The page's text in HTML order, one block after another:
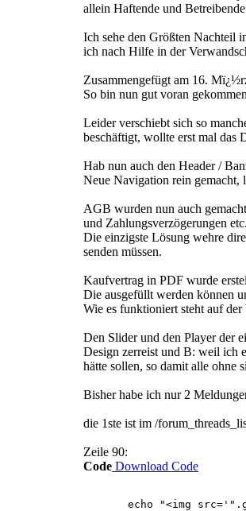
allein Haftende und
Ich sehe den Größten Nachteil
ich nach Hilfe in der
Zusammengefügt am 16.
So bin nun gut voran
Leider verschiebt sich so
beschäftigt, wollte erst mal das
Hab nun auch den Header /
Neue Navigation rein gemacht,
AGB wurden nun auch
und Zahlungsverzögerungen
Die einzigste Lösung wehre
senden müssen.
Kaufvertrag in PDF wurde
Die ausgefüllt werden können
Wie es funktioniert steht auf der
Den Slider und den Player der
Design zerreist und B: weil ich
hätte sollen, so damit alle ohne
Bisher habe ich nur 2
die 1ste ist im /
Zeile 90:
Code Download Code
echo "<img